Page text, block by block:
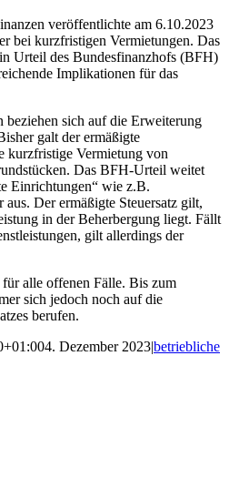
veröffentlichte am 6.10.2023
bei kurzfristigen Vermietungen. Das
Urteil des Bundesfinanzhofs (BFH)
Implikationen für das
sich auf die Erweiterung
galt der ermäßigte
kurzfristige Vermietung von
Das BFH-Urteil weitet
Einrichtungen“ wie z.B.
Der ermäßigte Steuersatz gilt,
in der Beherbergung liegt. Fällt
gilt allerdings der
alle offenen Fälle. Bis zum
sich jedoch noch auf die
berufen.
4. Dezember 2023|betriebliche